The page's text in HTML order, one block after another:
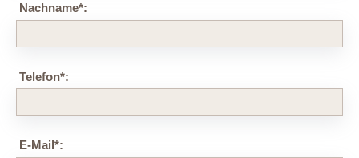
Nachname*:
Telefon*:
E-Mail*: